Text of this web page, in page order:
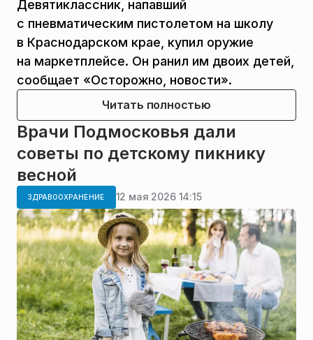
Девятиклассник, напавший
с пневматическим пистолетом на школу
в Краснодарском крае, купил оружие
на маркетплейсе. Он ранил им двоих детей,
сообщает «Осторожно, новости».
Читать полностью
Врачи Подмосковья дали
советы по детскому пикнику
весной
ЗДРАВООХРАНЕНИЕ 12 мая 2026 14:15